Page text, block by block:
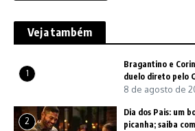
Veja também
1
Bragantino e
duelo direto pelo
8 de agosto de
2
Dia dos Pais: um
picanha; saiba